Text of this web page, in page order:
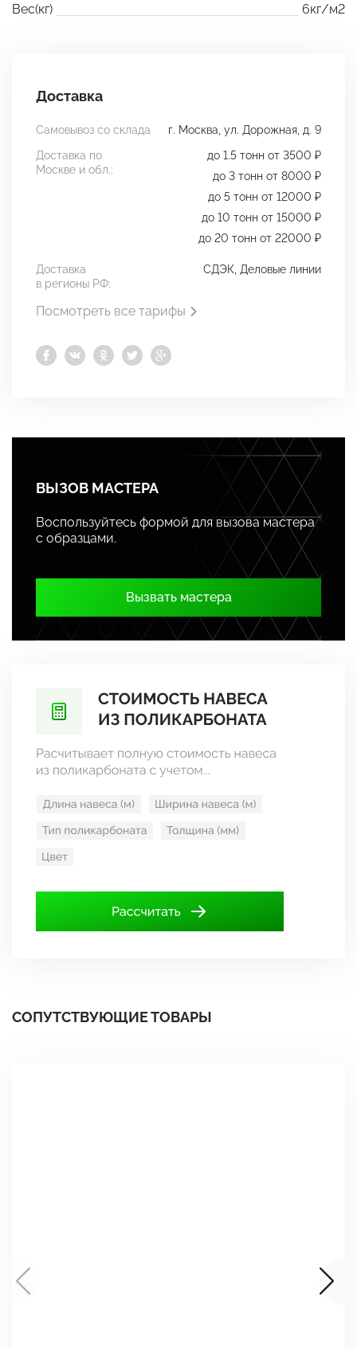
Вес(кг)
6кг/м2
Доставка
Самовывоз со склада
г. Москва, ул. Дорожная, д. 9
Доставка по
Москве и обл.:
до 1.5 тонн от 3500 ₽
до 3 тонн от 8000 ₽
до 5 тонн от 12000 ₽
до 10 тонн от 15000 ₽
до 20 тонн от 22000 ₽
Доставка
в регионы РФ:
СДЭК, Деловые линии
Посмотреть все тарифы
ВЫЗОВ МАСТЕРА
Воспользуйтесь формой для вызова мастера
с образцами.
Вызвать мастера
СОПУТСТВУЮЩИЕ ТОВАРЫ